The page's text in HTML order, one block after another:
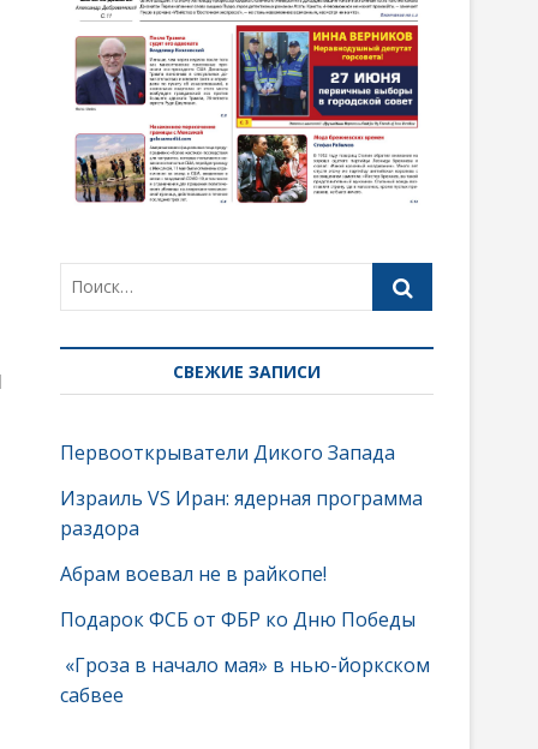
СВЕЖИЕ ЗАПИСИ
Первооткрыватели Дикого Запада
Израиль VS Иран: ядерная программа
раздора
Абрам воевал не в райкопе!
Подарок ФСБ от ФБР ко Дню Победы
«Гроза в начало мая» в нью-йоркском
сабвее